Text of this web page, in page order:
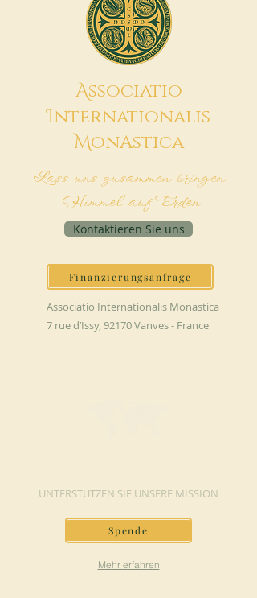
Associatio
Internationalis
MonAstica
Lass uns zusammen bringen
Himmel auf Erden
Kontaktieren Sie uns
Finanzierungsanfrage
Associatio Internationalis Monastica
7 rue d’Issy, 92170 Vanves - France
UNTERSTÜTZEN SIE UNSERE MISSION
Spende
Mehr erfahren